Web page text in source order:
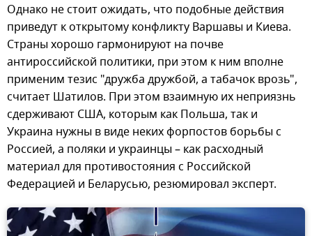
Однако не стоит ожидать, что подобные действия
приведут к открытому конфликту Варшавы и Киева.
Страны хорошо гармонируют на почве
антироссийской политики, при этом к ним вполне
применим тезис "дружба дружбой, а табачок врозь",
считает Шатилов. При этом взаимную их неприязнь
сдерживают США, которым как Польша, так и
Украина нужны в виде неких форпостов борьбы с
Россией, а поляки и украинцы – как расходный
материал для противостояния с Российской
Федерацией и Беларусью, резюмировал эксперт.